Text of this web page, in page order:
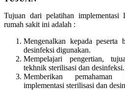
Tujuan dari pelatihan implementasi
rumah sakit ini adalah :
Mengenalkan kepada peserta
desinfeksi digunakan.
Mempelajari pengertian,
tekhnik sterilisasi dan desinfeksi.
Memberikan
implementasi sterilisasi dan